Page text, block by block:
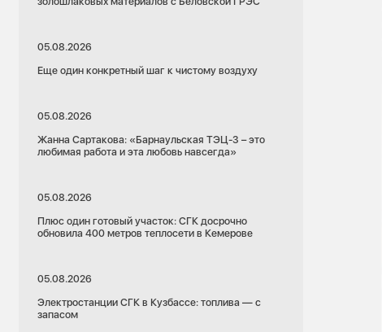
05.08.2026
Еще один конкретный шаг к чистому воздуху
05.08.2026
Жанна Сартакова: «Барнаульская ТЭЦ-3 – это
любимая работа и эта любовь навсегда»
05.08.2026
Плюс один готовый участок: СГК досрочно
обновила 400 метров теплосети в Кемерове
05.08.2026
Электростанции СГК в Кузбассе: топлива — с
запасом